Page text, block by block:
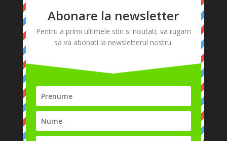
Abonare la newsletter
Pentru a primi ultimele stiri si noutati, va rugam
sa va abonati la newsletterul nostru.